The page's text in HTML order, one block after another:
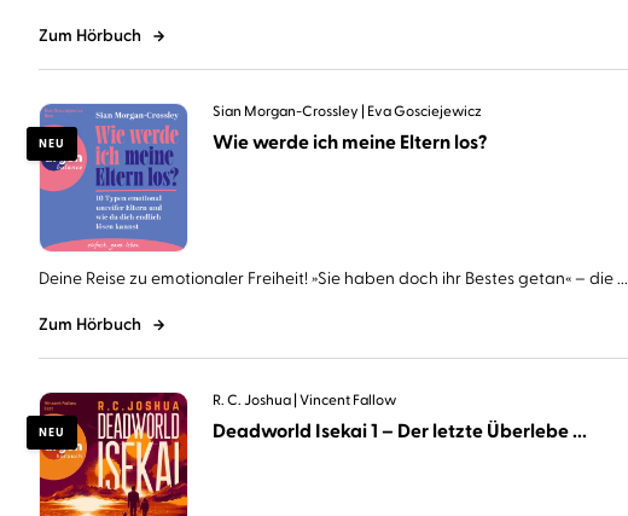
Zum Hörbuch
NEU
Sian Morgan-Crossley Eva Gosciejewicz
Wie werde ich meine Eltern los?
Deine Reise zu emotionaler Freiheit! »Sie haben doch ihr Bestes getan« – die ...
Zum Hörbuch
NEU
R. C. Joshua Vincent Fallow
Deadworld Isekai 1 – Der letzte Überlebe ...